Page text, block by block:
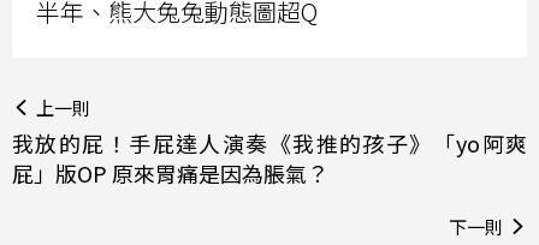
半年、熊大兔兔動態圖超Q
上一則
我放的屁！手屁達人演奏《我推的孩子》「yo阿爽
屁」版OP 原來胃痛是因為脹氣？
下一則